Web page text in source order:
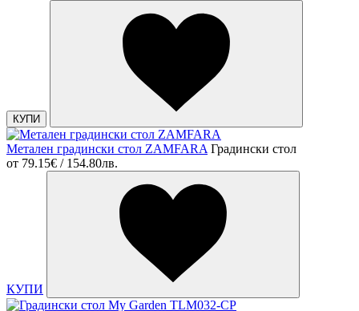
КУПИ
Метален градински стол ZAMFARA Градински стол
от 79.15€ / 154.80лв.
КУПИ